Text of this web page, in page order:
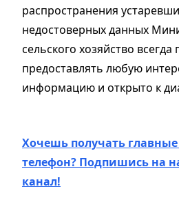
распространения
недостоверных данных
сельского хозяйство всегда
предоставлять любую
информацию и открыто к
Хочешь получать
телефон? Подпишись на
канал!